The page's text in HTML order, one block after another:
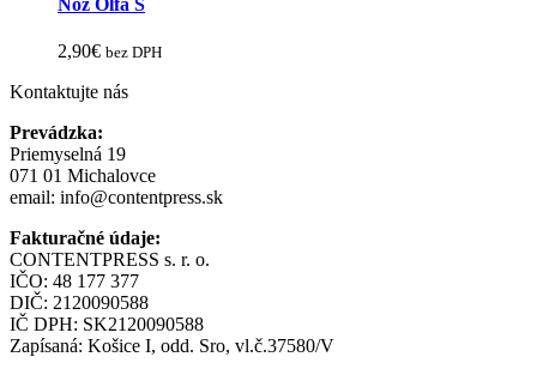
Nôž Olfa S
2,90€ bez DPH
Kontaktujte nás
Prevádzka:
Priemyselná 19
071 01 Michalovce
email: info@contentpress.sk
Fakturačné údaje:
CONTENTPRESS s. r. o.
IČO: 48 177 377
DIČ: 2120090588
IČ DPH: SK2120090588
Zapísaná: Košice I, odd. Sro, vl.č.37580/V